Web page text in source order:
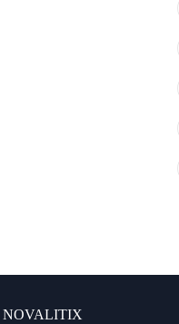
NOVALITIX